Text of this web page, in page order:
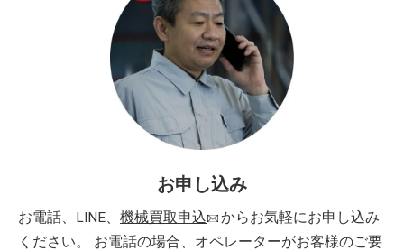
お申し込み
お電話、LINE、 機械買取申込
からお気軽にお申し込み
ください。 お電話の場合、オペレーターがお客様のご要